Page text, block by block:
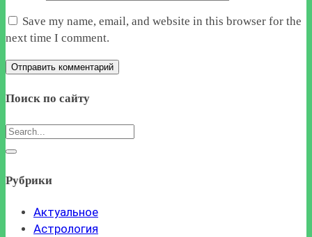
Save my name, email, and website in this browser for the
next time I comment.
Поиск по сайту
Рубрики
Актуальное
Астрология